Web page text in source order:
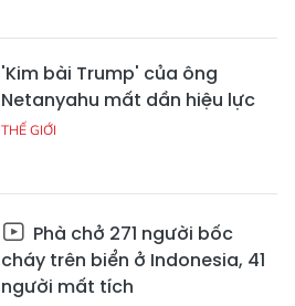
'Kim bài Trump' của ông
Netanyahu mất dần hiệu lực
THẾ GIỚI
Phà chở 271 người bốc
cháy trên biển ở Indonesia, 41
người mất tích